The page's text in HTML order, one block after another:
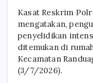
Kasat Reskrim
mengatakan,
penyelidikan
ditemukan di
Kecamatan
(3/7/2026).